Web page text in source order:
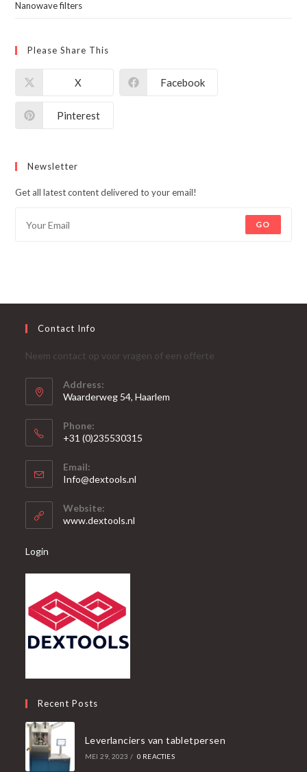
Nanowave filters
Please Share This
X Facebook
Pinterest
Newsletter
Get all latest content delivered to your email!
GO
Contact Info
Neem contact op voor vragen of een offerte
Address:
Waarderweg 54, Haarlem
Phone:
+31 (0)235530315
in
je
toepassing
Email:
Info@dextools.nl
Website:
www.dextools.nl
Login
Recent Posts
Leverlanciers van tabletpersen
MEI 29, 2023 / 0 REACTIES